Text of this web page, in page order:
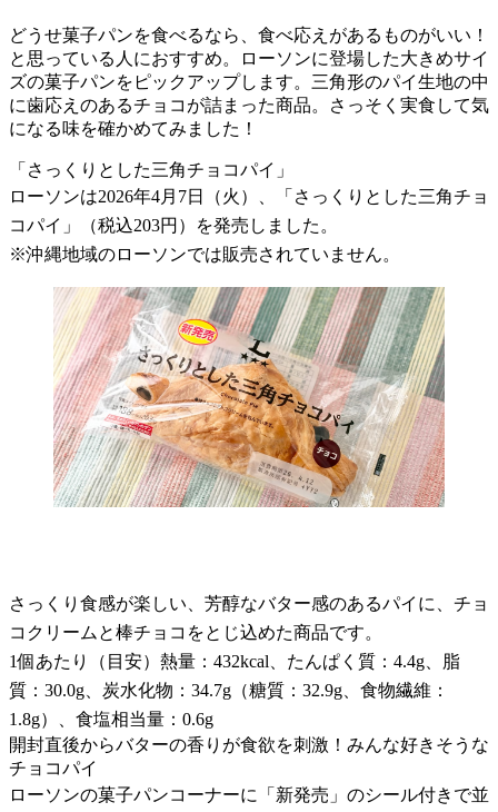
どうせ菓子パンを食べるなら、食べ応えがあるものがいい！
と思っている人におすすめ。ローソンに登場した大きめサイ
ズの菓子パンをピックアップします。三角形のパイ生地の中
に歯応えのあるチョコが詰まった商品。さっそく実食して気
になる味を確かめてみました！
「さっくりとした三角チョコパイ」
ローソンは2026年4月7日（火）、「さっくりとした三角チョ
コパイ」（税込203円）を発売しました。
※沖縄地域のローソンでは販売されていません。
さっくり食感が楽しい、芳醇なバター感のあるパイに、チョ
コクリームと棒チョコをとじ込めた商品です。
1個あたり（目安）熱量：432kcal、たんぱく質：4.4g、脂
質：30.0g、炭水化物：34.7g（糖質：32.9g、食物繊維：
1.8g）、食塩相当量：0.6g
開封直後からバターの香りが食欲を刺激！みんな好きそうな
チョコパイ
ローソンの菓子パンコーナーに「新発売」のシール付きで並